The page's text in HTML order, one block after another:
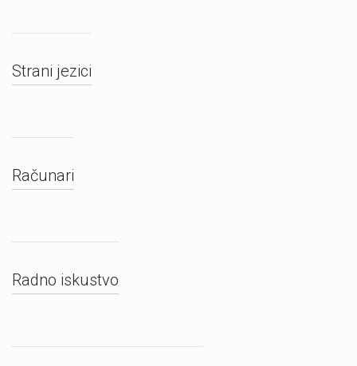
Strani jezici
Računari
Radno iskustvo